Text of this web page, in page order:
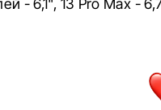
- 6,1", 13 Pro Max -